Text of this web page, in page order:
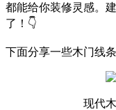
都能给你装修灵感。
了！👇
下面分享一些木门线
现代